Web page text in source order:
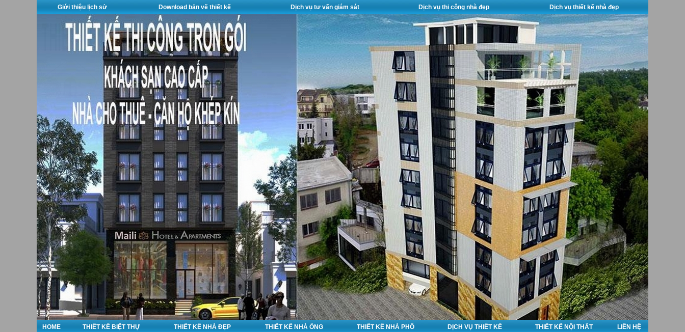
Giới thiệu lịch sử Download bản vẽ thiết kế Dịch vụ tư vấn giám sát Dịch vụ thi công nhà đẹp Dịch vụ thiết kế nhà đẹp
HOME THIẾT KẾ BIỆT THỰ THIẾT KẾ NHÀ ĐẸP THIẾT KẾ NHÀ ỐNG THIẾT KẾ NHÀ PHỐ DỊCH VỤ THIẾT KẾ THIẾT KẾ NỘI THẤT LIÊN HỆ